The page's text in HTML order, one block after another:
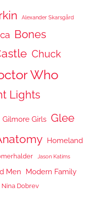
Alexander Skarsgård
Bones
Chuck
Who
Lights
Gilmore Girls Glee
Homeland
Jason Katims
Men Modern Family
Nina Dobrev